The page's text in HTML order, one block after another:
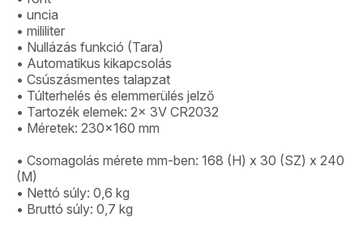
• uncia
• mililiter
• Nullázás funkció (Tara)
• Automatikus kikapcsolás
• Csúszásmentes talapzat
• Túlterhelés és elemmerülés jelző
• Tartozék elemek: 2x 3V CR2032
• Méretek: 230×160 mm
• Csomagolás mérete mm-ben: 168 (H) x 30 (SZ) x 240
(M)
• Nettó súly: 0,6 kg
• Bruttó súly: 0,7 kg